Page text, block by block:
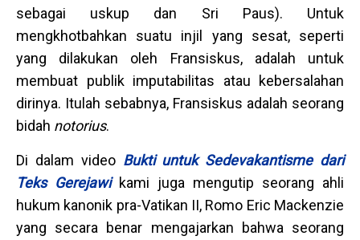
sebagai uskup dan Sri Paus). Untuk
mengkhotbahkan suatu injil yang sesat, seperti
yang dilakukan oleh Fransiskus, adalah untuk
membuat publik imputabilitas atau kebersalahan
dirinya. Itulah sebabnya, Fransiskus adalah seorang
bidah notorius.
Di dalam video Bukti untuk Sedevakantisme dari
Teks Gerejawikami juga mengutip seorang ahli
hukum kanonik pra-Vatikan II, Romo Eric Mackenzie
yang secara benar mengajarkan bahwa seorang